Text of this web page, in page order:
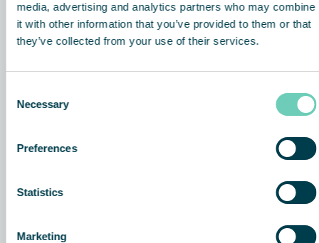
media, advertising and analytics partners who may combine
it with other information that you’ve provided to them or that
they’ve collected from your use of their services.
Selection
Necessary
Preferences
Statistics
Marketing